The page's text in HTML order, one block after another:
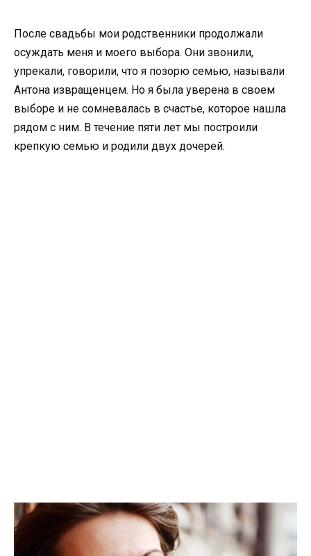
После свадьбы мои родственники продолжали
осуждать меня и моего выбора. Они звонили,
упрекали, говорили, что я позорю семью, называли
Антона извращенцем. Но я была уверена в своем
выборе и не сомневалась в счастье, которое нашла
рядом с ним. В течение пяти лет мы построили
крепкую семью и родили двух дочерей.